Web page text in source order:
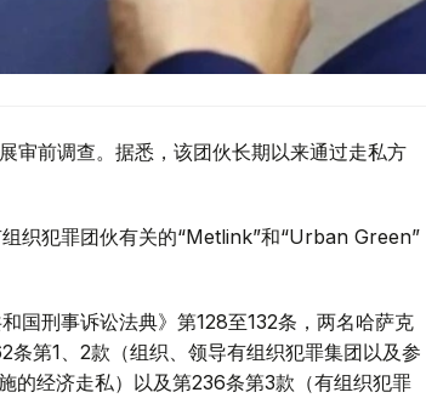
审前调查。据悉，该团伙长期以来通过走私方
织犯罪团伙有关的“Metlink”和“Urban Green”
国刑事诉讼法典》第128至132条，两名哈萨克
第1、2款（组织、领导有组织犯罪集团以及参
的经济走私）以及第236条第3款（有组织犯罪